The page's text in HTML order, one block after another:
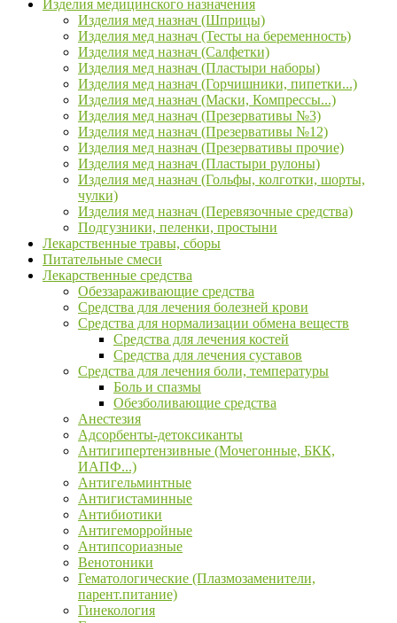
Изделия медицинского назначения
Изделия мед назнач (Шприцы)
Изделия мед назнач (Тесты на беременность)
Изделия мед назнач (Салфетки)
Изделия мед назнач (Пластыри наборы)
Изделия мед назнач (Горчишники, пипетки...)
Изделия мед назнач (Маски, Компрессы...)
Изделия мед назнач (Презервативы №3)
Изделия мед назнач (Презервативы №12)
Изделия мед назнач (Презервативы прочие)
Изделия мед назнач (Пластыри рулоны)
Изделия мед назнач (Гольфы, колготки, шорты,
чулки)
Изделия мед назнач (Перевязочные средства)
Подгузники, пеленки, простыни
Лекарственные травы, сборы
Питательные смеси
Лекарственные средства
Обеззараживающие средства
Средства для лечения болезней крови
Средства для нормализации обмена веществ
Средства для лечения костей
Средства для лечения суставов
Средства для лечения боли, температуры
Боль и спазмы
Обезболивающие средства
Анестезия
Адсорбенты-детоксиканты
Антигипертензивные (Мочегонные, БКК,
ИАПФ...)
Антигельминтные
Антигистаминные
Антибиотики
Антигеморройные
Антипсориазные
Венотоники
Гематологические (Плазмозаменители,
парент.питание)
Гинекология